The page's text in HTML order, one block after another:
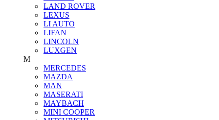
LAND ROVER
LEXUS
LI AUTO
LIFAN
LINCOLN
LUXGEN
M
MERCEDES
MAZDA
MAN
MASERATI
MAYBACH
MINI COOPER